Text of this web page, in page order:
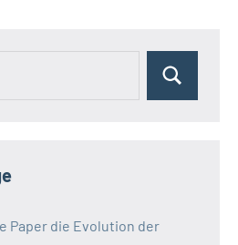
Suchen
Paper die Evolution der